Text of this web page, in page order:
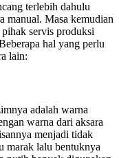
terlebih dahulu
manual. Masa kemudian
servis produksi
hal yang perlu
lain:
adalah warna
warna dari aksara
menjadi tidak
marak lalu bentuknya